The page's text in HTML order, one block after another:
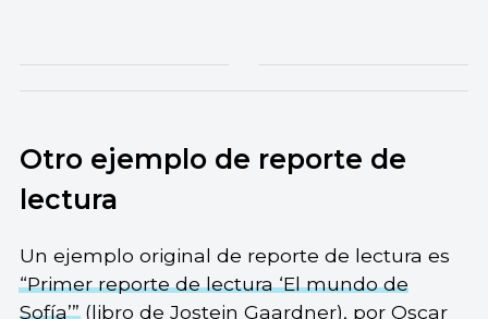
Otro ejemplo de reporte de
lectura
Un ejemplo original de reporte de lectura es
“Primer reporte de lectura ‘El mundo de
Sofía’”(libro de Jostein Gaardner), por Oscar